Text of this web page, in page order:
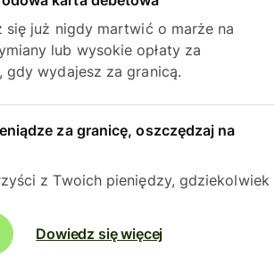
się już nigdy martwić o marże na
lub wysokie opłaty za
gdy wydajesz za granicą.
za granicę, oszczędzaj na
z Twoich pieniędzy, gdziekolwiek
Dowiedz się więcej